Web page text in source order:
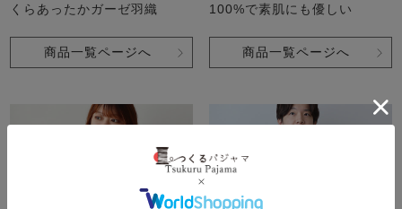
くらあったかガーゼ羽織
商品一覧ページへ
100%で素肌にも優しい
商品一覧ページへ